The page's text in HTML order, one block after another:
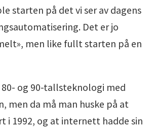
starten på det vi ser av dagens
Det er jo
men like fullt starten på en
80- og 90-tallsteknologi med
men da må man huske på at
i 1992, og at internett hadde sin